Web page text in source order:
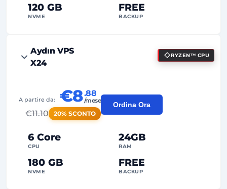
120 GB
NVME
FREE
BACKUP
99%
2Punti di Backup
24/7Supporto Esperto
Dedicato
Aydın VPS
X24
RYZEN™ CPU
6 Core
CPU
24GB
RAM
180 GB
NVME
FREE
BACKUP
A partire da: €8.88
/mese
€11.10 20% SCONTO
Ordina Ora